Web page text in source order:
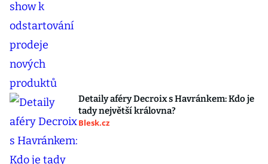
Detaily aféry Decroix s Havránkem: Kdo je
tady největší královna?
Blesk.cz